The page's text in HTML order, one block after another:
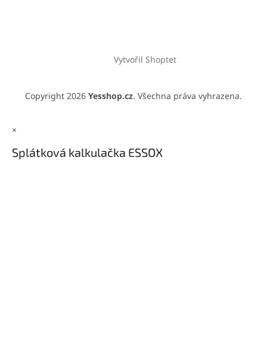
Vytvořil Shoptet
Copyright 2026 Yesshop.cz. Všechna práva vyhrazena.
×
Splátková kalkulačka ESSOX